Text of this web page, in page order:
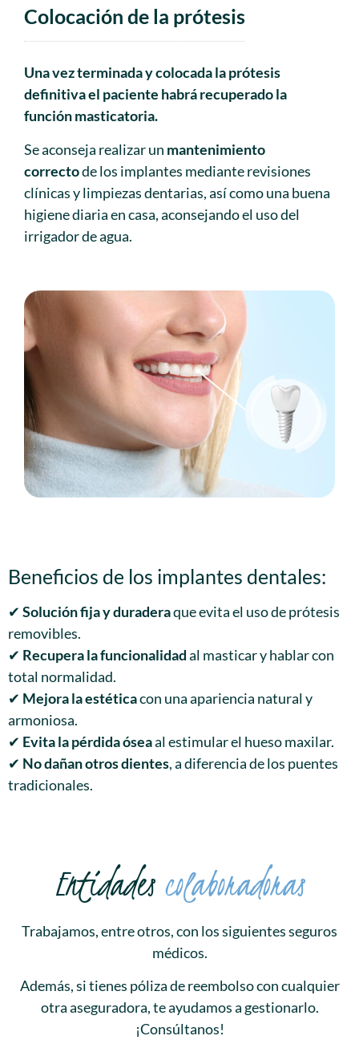
Colocación de la prótesis
Una vez terminada y colocada la prótesis
definitiva el paciente habrá recuperado la
función masticatoria.
Se aconseja realizar un mantenimiento
correctode los implantes mediante revisiones
clínicas y limpiezas dentarias, así como una buena
higiene diaria en casa, aconsejando el uso del
irrigador de agua.
Beneficios de los implantes dentales:
✔ Solución fija y duraderaque evita el uso de prótesis
removibles.
✔ Recupera la funcionalidadal masticar y hablar con
total normalidad.
✔ Mejora la estéticacon una apariencia natural y
armoniosa.
✔ Evita la pérdida óseaal estimular el hueso maxilar.
✔ No dañan otros dientes, a diferencia de los puentes
tradicionales.
Entidadescolaboradoras
Trabajamos, entre otros, con los siguientes seguros
médicos.
Además, si tienes póliza de reembolso con cualquier
otra aseguradora, te ayudamos a gestionarlo.
¡Consúltanos!